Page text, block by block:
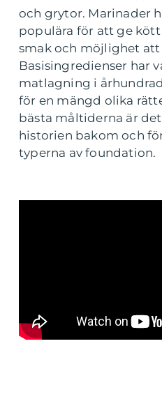
och grytor. Marinader
populära för att ge
smak och möjlighet att
Basisingredienser har
matlagning i
för en mängd olika
bästa måltiderna är
historien bakom och
typerna av foundation.